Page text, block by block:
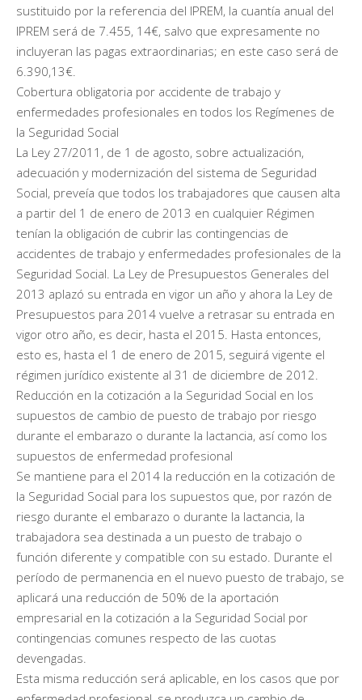
sustituido por la referencia del IPREM, la cuantía anual del
IPREM será de 7.455, 14€, salvo que expresamente no
incluyeran las pagas extraordinarias; en este caso será de
6.390,13€.
Cobertura obligatoria por accidente de trabajo y
enfermedades profesionales en todos los Regímenes de
la Seguridad Social
La Ley 27/2011, de 1 de agosto, sobre actualización,
adecuación y modernización del sistema de Seguridad
Social, preveía que todos los trabajadores que causen alta
a partir del 1 de enero de 2013 en cualquier Régimen
tenían la obligación de cubrir las contingencias de
accidentes de trabajo y enfermedades profesionales de la
Seguridad Social. La Ley de Presupuestos Generales del
2013 aplazó su entrada en vigor un año y ahora la Ley de
Presupuestos para 2014 vuelve a retrasar su entrada en
vigor otro año, es decir, hasta el 2015. Hasta entonces,
esto es, hasta el 1 de enero de 2015, seguirá vigente el
régimen jurídico existente al 31 de diciembre de 2012.
Reducción en la cotización a la Seguridad Social en los
supuestos de cambio de puesto de trabajo por riesgo
durante el embarazo o durante la lactancia, así como los
supuestos de enfermedad profesional
Se mantiene para el 2014 la reducción en la cotización de
la Seguridad Social para los supuestos que, por razón de
riesgo durante el embarazo o durante la lactancia, la
trabajadora sea destinada a un puesto de trabajo o
función diferente y compatible con su estado. Durante el
período de permanencia en el nuevo puesto de trabajo, se
aplicará una reducción de 50% de la aportación
empresarial en la cotización a la Seguridad Social por
contingencias comunes respecto de las cuotas
devengadas.
Esta misma reducción será aplicable, en los casos que por